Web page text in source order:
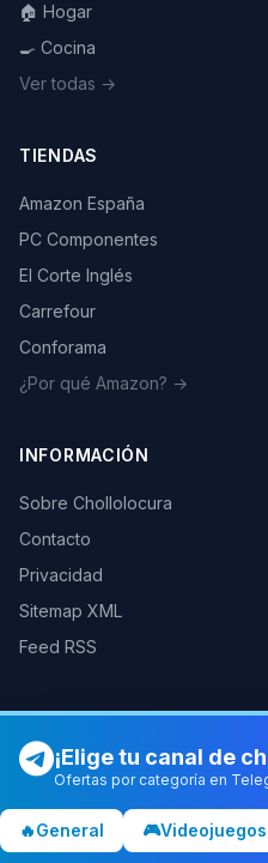
🏠 Hogar
🍳 Cocina
Ver todas →
TIENDAS
Amazon España
PC Componentes
El Corte Inglés
Carrefour
Conforama
¿Por qué Amazon? →
INFORMACIÓN
Sobre Chollolocura
Contacto
Privacidad
Sitemap XML
Feed RSS
© 2026 Chollolocura. Todos los
Como afiliados de
podemos ganar comisiones
¡Elige tu canal de
Ofertas por categoría en
🔥General 🎮Videojuegos